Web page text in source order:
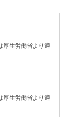
厚生労働省より適
厚生労働省より適